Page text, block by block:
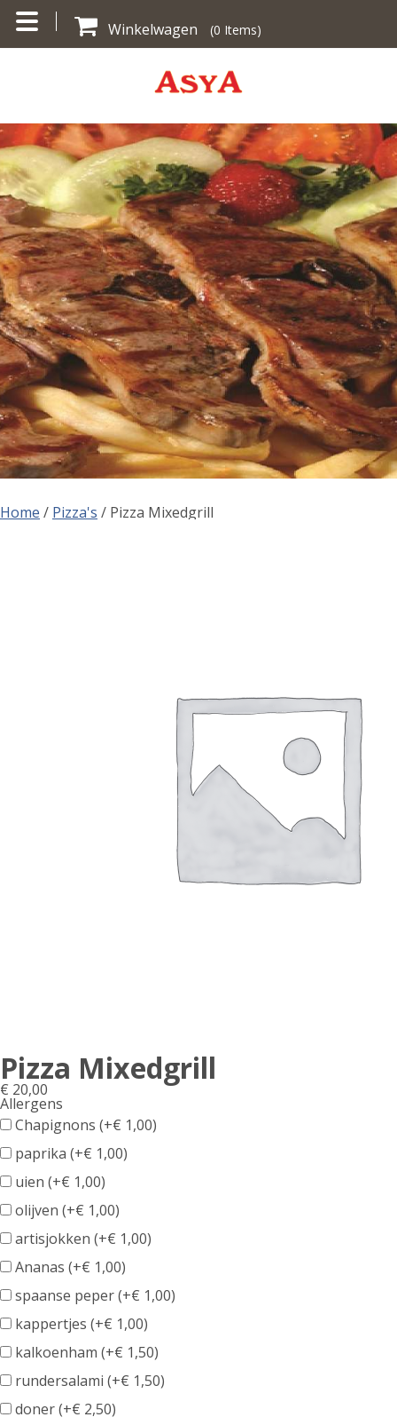
Winkelwagen (0 Items)
Home / Pizza's / Pizza Mixedgrill
Pizza Mixedgrill
€ 20,00
Allergens
Product
allergen
information
Chapignons (+€ 1,00)
paprika (+€ 1,00)
uien (+€ 1,00)
olijven (+€ 1,00)
artisjokken (+€ 1,00)
Ananas (+€ 1,00)
spaanse peper (+€ 1,00)
kappertjes (+€ 1,00)
kalkoenham (+€ 1,50)
rundersalami (+€ 1,50)
doner (+€ 2,50)